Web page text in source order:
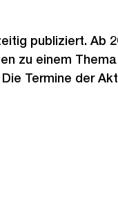
publiziert. Ab
zu einem
Termine der